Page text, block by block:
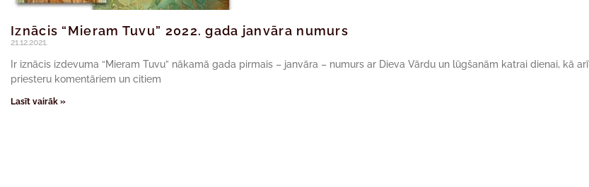
Iznācis “Mieram Tuvu” 2022. gada janvāra numurs
21.12.2021.
Ir iznācis izdevuma “Mieram Tuvu” nākamā gada pirmais – janvāra – numurs ar Dieva Vārdu un lūgšanām katrai dienai, kā arī
priesteru komentāriem un citiem
Lasīt vairāk »